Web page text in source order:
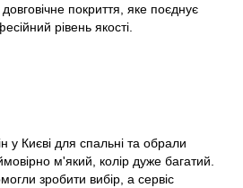
покриття, яке поєднує
рівень якості.
у Києві для спальні та обрали
м'який, колір дуже багатий.
зробити вибір, а сервіс